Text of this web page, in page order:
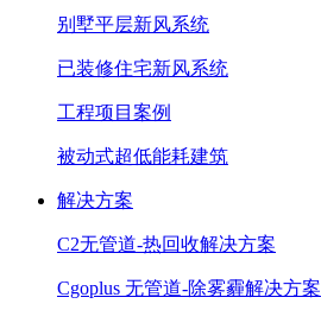
别墅平层新风系统
已装修住宅新风系统
工程项目案例
被动式超低能耗建筑
解决方案
C2无管道-热回收解决方案
Cgoplus 无管道-除雾霾解决方案